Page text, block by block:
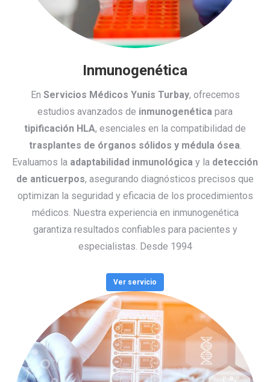
Inmunogenética
En Servicios Médicos Yunis Turbay, ofrecemos
estudios avanzados de inmunogenética para
tipificación HLA, esenciales en la compatibilidad de
trasplantes de órganos sólidos y médula ósea.
Evaluamos la adaptabilidad inmunológica y la detección
de anticuerpos, asegurando diagnósticos precisos que
optimizan la seguridad y eficacia de los procedimientos
médicos. Nuestra experiencia en inmunogenética
garantiza resultados confiables para pacientes y
especialistas. Desde 1994
Ver servicio